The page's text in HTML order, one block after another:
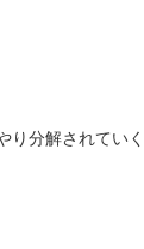
分解されていく